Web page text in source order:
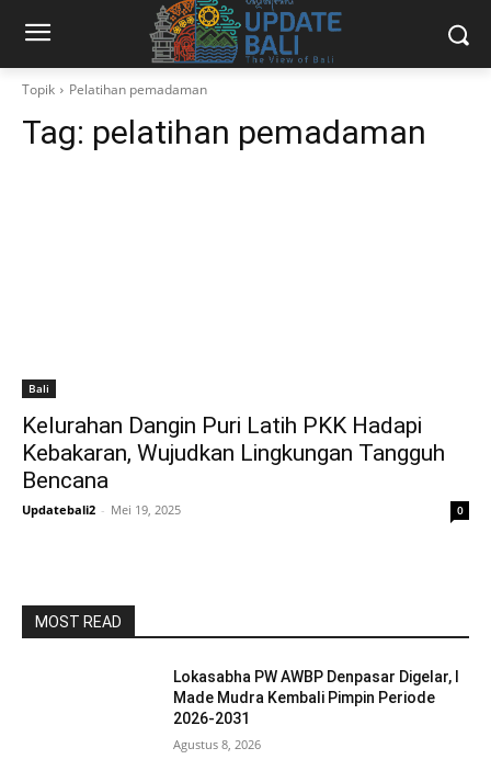
Topik Pelatihan pemadaman
Tag: pelatihan pemadaman
Bali
Kelurahan Dangin Puri Latih PKK Hadapi
Kebakaran, Wujudkan Lingkungan Tangguh
Bencana
Updatebali2 - Mei 19, 2025 0
MOST READ
Lokasabha PW AWBP Denpasar Digelar, I
Made Mudra Kembali Pimpin Periode
2026-2031
Agustus 8, 2026